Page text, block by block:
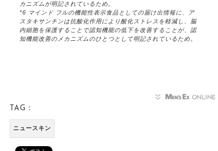
カニズムが明記されているため。
*6 マインド フルの機能性表示食品としての届け出情報に、ア
スタキサンチンは抗酸化作用により酸化ストレスを軽減し、脳
内細胞を保護することで認知機能の低下を改善することが、認
知機能改善のメカニズムのひとつとして明記されているため。
TAG：
ニュースキン